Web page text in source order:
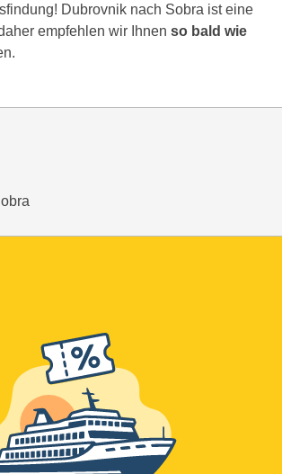
Dubrovnik nach Sobra ist eine
empfehlen wir Ihnen so bald wie